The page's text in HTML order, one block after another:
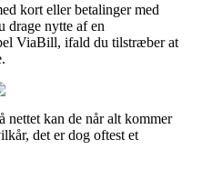
kort eller betalinger med
drage nytte af en
ViaBill, ifald du tilstræber at
nettet kan de når alt kommer
det er dog oftest et